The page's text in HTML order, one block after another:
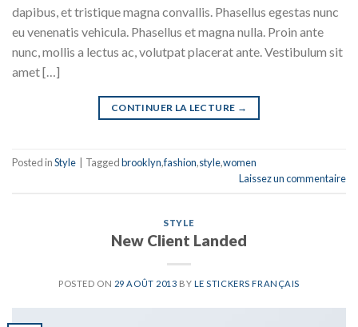
dapibus, et tristique magna convallis. Phasellus egestas nunc
eu venenatis vehicula. Phasellus et magna nulla. Proin ante
nunc, mollis a lectus ac, volutpat placerat ante. Vestibulum sit
amet […]
CONTINUER LA LECTURE →
Posted inStyle Taggedbrooklyn,fashion,style,women
Laissez un commentaire
STYLE
New Client Landed
POSTED ON 29 AOÛT 2013 BY LE STICKERS FRANÇAIS